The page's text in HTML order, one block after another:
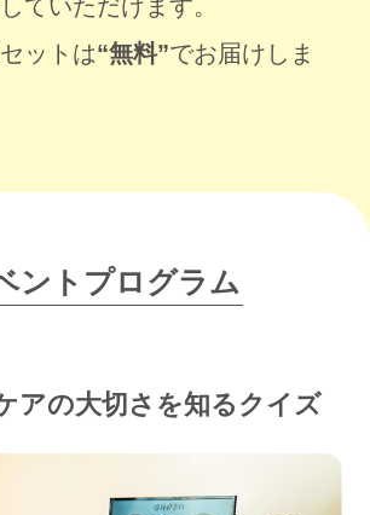
ていただけます。
ットは“無料”でお届けしま
ントプログラム
アの大切さを知るクイズ